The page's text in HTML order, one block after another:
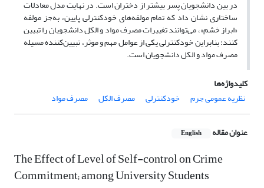
در بین دانشجویان پسر بیشتر از دختران است. در نهایت مدل معادلات
ساختاری نشان داد که تمام مولفه‌‌های خودکنترلی پایین، به‌‌جز مولفه
«ابراز خشم»، می‌‌توانند تغییرات مصرف مواد و الکل دانشجویان را تبیین
کنند؛ بنابراین خودکنترلی یکی از عوامل مهم و موثر، تبیین‌‌کننده ‌‌مسیله
مصرف مواد و الکل دانشجویان است.
کلیدواژه‌ها
نظریه عمومی جرم
خودکنترلی مصرف الکل مصرف مواد
عنوان مقاله English
The Effect of Level of Self-control on Crime
Commitment; among University Students